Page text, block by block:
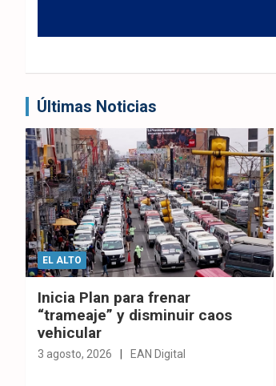
Últimas Noticias
EL ALTO
Inicia Plan para frenar
“trameaje” y disminuir caos
vehicular
3 agosto, 2026 EAN Digital